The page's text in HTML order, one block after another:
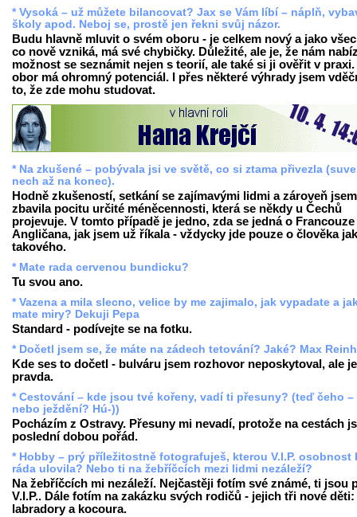
* Vysoká – už můžete bilancovat? Jax se Vám líbí – náplň,
školy apod. Neboj se, prostě jen řekni svůj názor.
Budu hlavně mluvit o svém oboru - je celkem nový a jako
co nově vzniká, má své chybičky. Důležité, ale je, že nám
možnost se seznámit nejen s teorií, ale také si ji ověřit v praxi.
obor má ohromný potenciál. I přes některé výhrady jsem
to, že zde mohu studovat.
* Na zkušené – pobývala jsi ve světě, co si ztama přivezla
nech až na konec).
Hodně zkušeností, setkání se zajímavými lidmi a zároveň
zbavila pocitu určité méněcennosti, která se někdy u Čechů
projevuje. V tomto případě je jedno, zda se jedná o Francouze
Angličana, jak jsem už říkala - vždycky jde pouze o člověka
takového.
* Mate rada cervenou bundicku?
Tu svou ano.
* Vazena a mila slecno, velice by me zajimalo, jak vypadate a
mate miry? Dekuji Pepa
Standard - podívejte se na fotku.
* Dočetl jsem se, že máte na zádech tetování? Jaké? Max
Kde ses to dočetl - bulváru jsem rozhovor neposkytoval, ale
pravda.
* Cestování – kde jsou tvé kořeny, vadí ti přesuny? (teď čeho –
nebo ježdění? Hú-))
Pocházím z Ostravy. Přesuny mi nevadí, protože na cestách
poslední dobou pořád.
* Hobby – prý příležitostně fotografuješ, kterou V.I.P. osobnost
ráda ulovila? Nebo ti na žebříčcích mezi lidmi nezáleží?
Na žebříčcích mi nezáleží. Nejčastěji fotím své známé, ti jsou
V.I.P.. Dále fotím na zakázku svých rodičů - jejich tři nové děti:
labradory a kocoura.